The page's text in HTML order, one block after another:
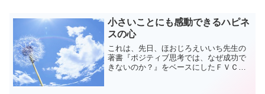
小さいことにも感動できるハピネ
スの心
これは、先日、ほおじろえいいち先生の
著書『ポジティブ思考では、なぜ成功で
きないのか？』をベースにしたＦＶＣ主